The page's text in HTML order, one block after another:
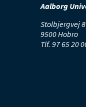
Aalborg
Stolbjergvej 8
9500 Hobro
Tlf. 97 65 20